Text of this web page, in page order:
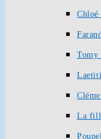
Chloé
Tomy
La